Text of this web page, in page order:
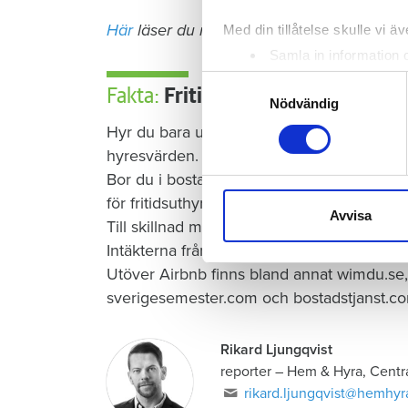
Med din tillåtelse skulle vi
Samla in information
Identifiera din enhet
Ta reda på mer om hur
eller dra tillbaka ditt
sociala medier och
till de sociala medier och
Nödvändig
Avvisa
Härläser du mer om vad som gäller när
Fakta: Fritidsuthyrning
Hyr du bara ut ett rum eller stannar
hyresvärden.
Bor du i bostadsrätt vill föreningen oftast
för fritidsuthyrning.
Till skillnad mot vanlig
Intäkterna från fritidsuthyrning är
Utöver Airbnb finns bland annat
sverigesemester.com och
Rikard Ljungqvist
reporter – Hem & Hyra,